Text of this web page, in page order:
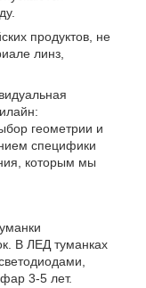
продуктов, не
линз,
геометрии и
специфики
которым мы
В ЛЕД туманках
3-5 лет.